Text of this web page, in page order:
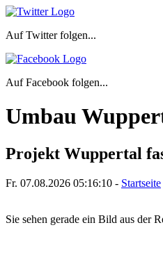
Auf Twitter folgen...
Auf Facebook folgen...
Umbau
Projekt Wuppertal
Fr. 07.08.2026 05:16:10 - Startseite
Sie sehen gerade ein Bild aus der